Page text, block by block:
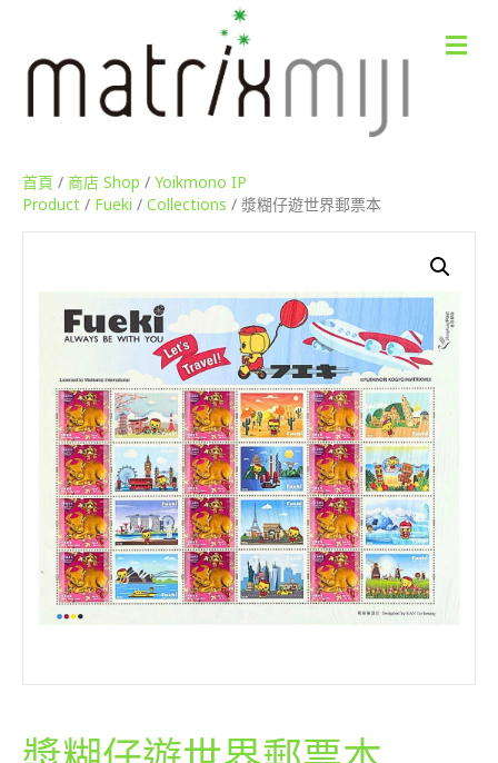
M
e
首頁 / 商店 Shop / Yoikmono IP
Product / Fueki / Collections / 漿糊仔遊世界郵票本